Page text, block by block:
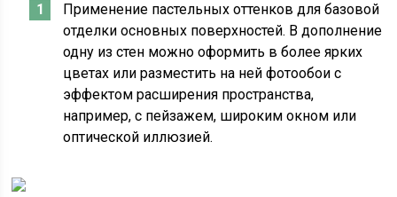
Применение пастельных оттенков для базовой
отделки основных поверхностей. В дополнение
одну из стен можно оформить в более ярких
цветах или разместить на ней фотообои с
эффектом расширения пространства,
например, с пейзажем, широким окном или
оптической иллюзией.